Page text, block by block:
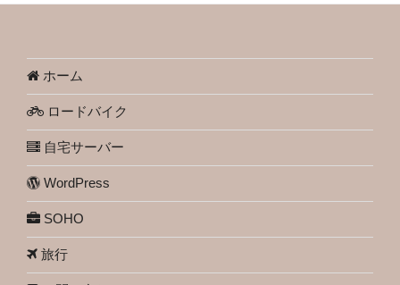
ホーム
ロードバイク
自宅サーバー
WordPress
SOHO
旅行